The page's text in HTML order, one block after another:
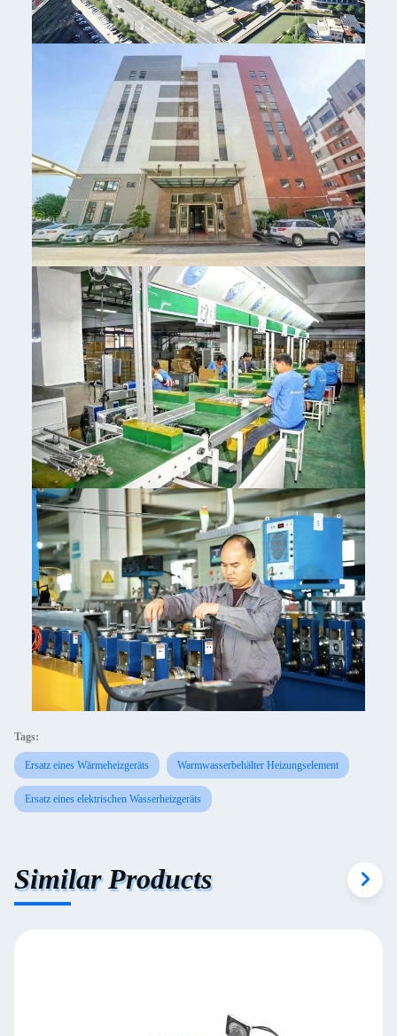
Tags:
Ersatz eines Wärmeheizgeräts Warmwasserbehälter Heizungselement
Ersatz eines elektrischen Wasserheizgeräts
Similar Products